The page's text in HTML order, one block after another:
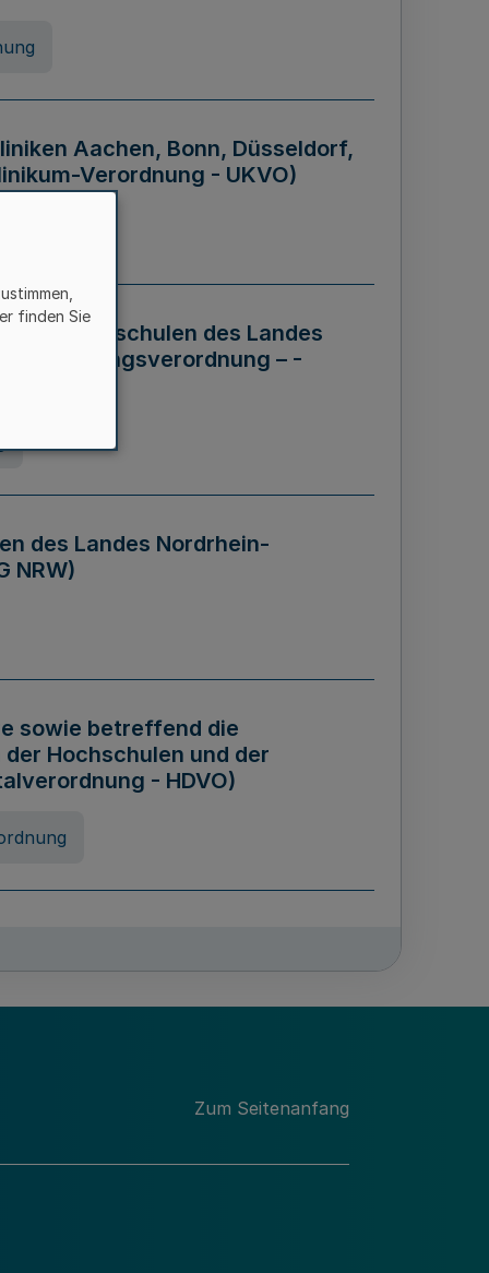
Aachen, Bonn, Düsseldorf,
Verordnung - UKVO)
der Hochschulen des Landes
– -
des Landes Nordrhein-
NRW)
sowie betreffend die
Hochschulen und der
- HDVO)
des Landes Nordrhein-
Zum Seitenanfang
finden Sie